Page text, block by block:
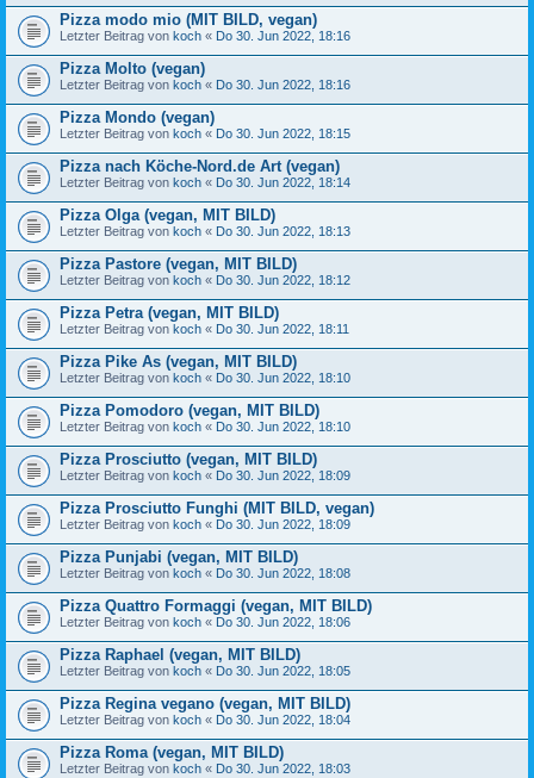
Pizza modo mio (MIT BILD, vegan)
Letzter Beitrag von koch « Do 30. Jun 2022, 18:16
Pizza Molto (vegan)
Letzter Beitrag von koch « Do 30. Jun 2022, 18:16
Pizza Mondo (vegan)
Letzter Beitrag von koch « Do 30. Jun 2022, 18:15
Pizza nach Köche-Nord.de Art (vegan)
Letzter Beitrag von koch « Do 30. Jun 2022, 18:14
Pizza Olga (vegan, MIT BILD)
Letzter Beitrag von koch « Do 30. Jun 2022, 18:13
Pizza Pastore (vegan, MIT BILD)
Letzter Beitrag von koch « Do 30. Jun 2022, 18:12
Pizza Petra (vegan, MIT BILD)
Letzter Beitrag von koch « Do 30. Jun 2022, 18:11
Pizza Pike As (vegan, MIT BILD)
Letzter Beitrag von koch « Do 30. Jun 2022, 18:10
Pizza Pomodoro (vegan, MIT BILD)
Letzter Beitrag von koch « Do 30. Jun 2022, 18:10
Pizza Prosciutto (vegan, MIT BILD)
Letzter Beitrag von koch « Do 30. Jun 2022, 18:09
Pizza Prosciutto Funghi (MIT BILD, vegan)
Letzter Beitrag von koch « Do 30. Jun 2022, 18:09
Pizza Punjabi (vegan, MIT BILD)
Letzter Beitrag von koch « Do 30. Jun 2022, 18:08
Pizza Quattro Formaggi (vegan, MIT BILD)
Letzter Beitrag von koch « Do 30. Jun 2022, 18:06
Pizza Raphael (vegan, MIT BILD)
Letzter Beitrag von koch « Do 30. Jun 2022, 18:05
Pizza Regina vegano (vegan, MIT BILD)
Letzter Beitrag von koch « Do 30. Jun 2022, 18:04
Pizza Roma (vegan, MIT BILD)
Letzter Beitrag von koch « Do 30. Jun 2022, 18:03